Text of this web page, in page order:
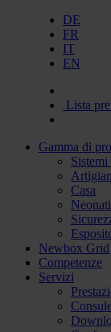
DE
FR
IT
EN
Lista
Gamma di
Sistemi
Casa
Newbox Grid
Competenze
Servizi